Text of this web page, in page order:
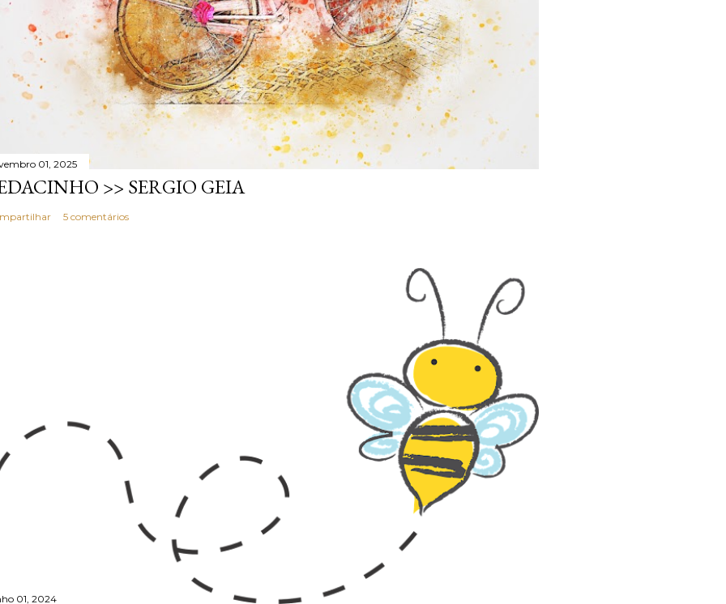
01, 2025
>> SERGIO GEIA
5 comentários
01, 2024